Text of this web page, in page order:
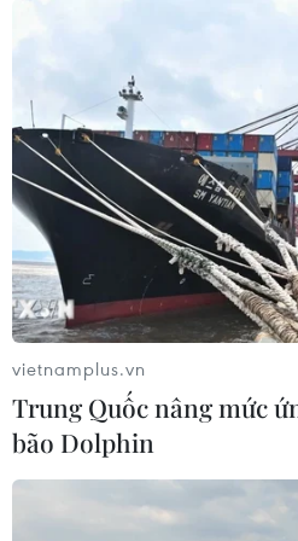
Bộ GD-ĐT dự kiến điều
bổ nhiệm chức danh và xếp
nhà giáo
06/08/2026 02:18
Dự kiến giảm hơn 17.000
sở giáo dục trên cả nước,
45,7%
06/08/2026 01:26
Đề xuất trợ cấp một lần cho
mầm non đã nghỉ công tác
hưởng chế độ
vietnamplus.vn
Trung Quốc nâng mức
bão Dolphin